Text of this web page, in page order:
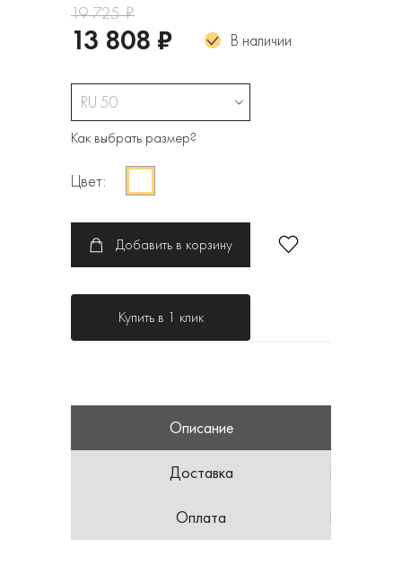
19 725 ₽
13 808 ₽ В наличии
RU 50
Как выбрать размер?
Цвет:
Добавить в корзину
Купить в 1 клик
Описание
Доставка
Оплата